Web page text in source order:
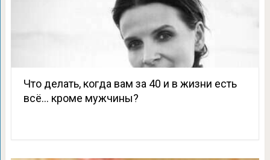
Что делать, когда вам за 40 и в жизни есть
всё… кроме мужчины?